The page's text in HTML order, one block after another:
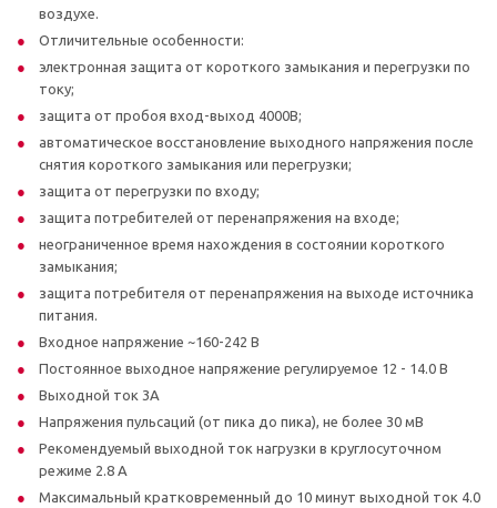
воздухе.
Отличительные особенности:
электронная защита от короткого замыкания и перегрузки по
току;
защита от пробоя вход-выход 4000В;
автоматическое восстановление выходного напряжения после
снятия короткого замыкания или перегрузки;
защита от перегрузки по входу;
защита потребителей от перенапряжения на входе;
неограниченное время нахождения в состоянии короткого
замыкания;
защита потребителя от перенапряжения на выходе источника
питания.
Входное напряжение ~160-242 В
Постоянное выходное напряжение регулируемое 12 - 14.0 В
Выходной ток 3А
Напряжения пульсаций (от пика до пика), не более 30 мВ
Рекомендуемый выходной ток нагрузки в круглосуточном
режиме 2.8 А
Максимальный кратковременный до 10 минут выходной ток 4.0